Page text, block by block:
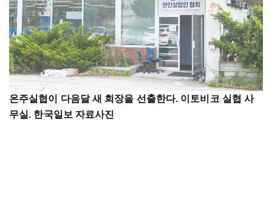
온주실협이 다음달 새 회장을 선출한다. 이토비코 실협 사
무실. 한국일보 자료사진